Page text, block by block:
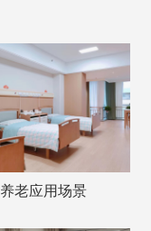
养老应用场景